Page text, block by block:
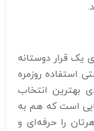
یک قرار دوستانه
استفاده روزمره
بهترین انتخاب
است که هم به
را حرفه‌ای و